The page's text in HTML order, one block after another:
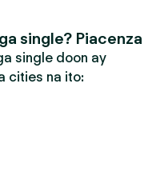
single? Piacenza
single doon ay
cities na ito: